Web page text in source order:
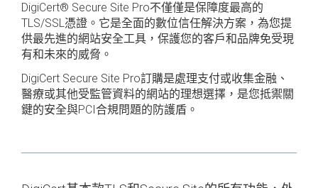
DigiCert® Secure Site Pro不僅僅是保障度最高的
TLS/SSL憑證。它是全面的數位信任解決方案，為您提
供最先進的網站安全工具，保護您的客戶和品牌免受現
有和未來的威脅。
DigiCert Secure Site Pro訂購是處理支付或收集金融、
醫療或其他受監管資料的網站的理想選擇，是您抵禦關
鍵的安全與PCI合規問題的防護盾。